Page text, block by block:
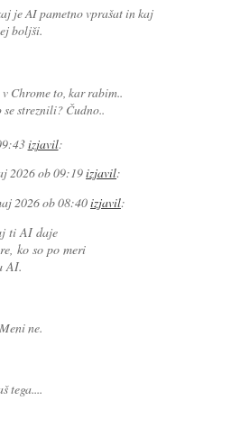
je AI pametno vprašat in kaj
boljši.
Chrome to, kar rabim..
streznili? Čudno..
izjavil:
2026 ob 09:19izjavil:
2026 ob 08:40izjavil:
ti AI daje
ko so po meri
AI.
ne.
tega....